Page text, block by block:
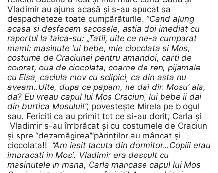
Vladimir au ajuns acasă și s-au apucat sa
despacheteze toate cumpărăturile. “Cand ajung
acasa si desfacem sacosele, astia doi imediat cu
raportul la taica-su: „Tatii, uite ce ne-a cumparat
mami: masinute lui bebe, mie ciocolata si Mos,
costume de Craciunei pentru amandoi, carti de
colorat, oua de ciocolata, coarne de ren, pijamale
cu Elsa, caciula mov cu sclipici, ca din asta nu
aveam..Uite, dupa ce papam, ne dai din Mosu’ ala,
da? Eu vreau capul lui Mos Craciun, lui bebe ii dai
din burtica Mosului!”, povestește Mirela pe blogul
sau. Fericiti ca au primit tot ce si-au dorit, Carla și
Vladimir s-au îmbrăcat și cu costumele de Craciun
și spre “dezamăgirea”’părinților au mâncat și
ciocolata!! “Am iesit tacuta din dormitor…Copiii erau
imbracati in Mosi. Vladimir era descult cu
masinutele in mana, Carla mancase capul lui Mos